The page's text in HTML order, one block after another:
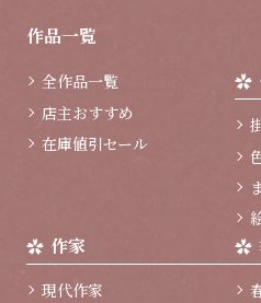
作品一覧
全作品一覧
店主おすすめ
在庫値引セール
作家
現代作家